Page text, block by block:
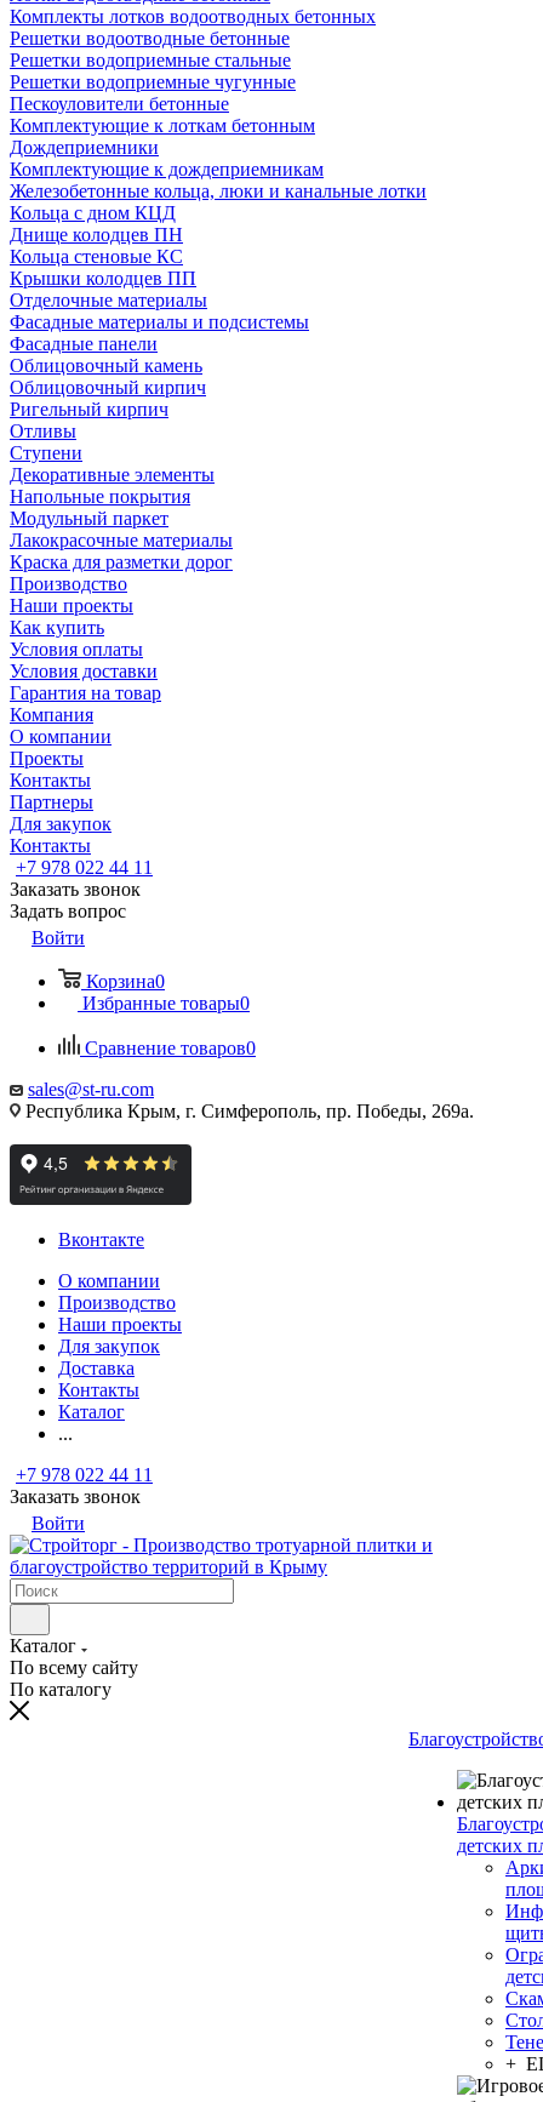
Комплекты лотков водоотводных бетонных
Решетки водоотводные бетонные
Решетки водоприемные стальные
Решетки водоприемные чугунные
Пескоуловители бетонные
Комплектующие к лоткам бетонным
Дождеприемники
Комплектующие к дождеприемникам
Железобетонные кольца, люки и канальные лотки
Кольца с дном КЦД
Днище колодцев ПН
Кольца стеновые КС
Крышки колодцев ПП
Отделочные материалы
Фасадные материалы и подсистемы
Фасадные панели
Облицовочный камень
Облицовочный кирпич
Ригельный кирпич
Отливы
Ступени
Декоративные элементы
Напольные покрытия
Модульный паркет
Лакокрасочные материалы
Краска для разметки дорог
Производство
Наши проекты
Как купить
Условия оплаты
Условия доставки
Гарантия на товар
Компания
О компании
Проекты
Контакты
Партнеры
Для закупок
Контакты
+7 978 022 44 11
Заказать звонок
Задать вопрос
Войти
Корзина0
Избранные товары0
Сравнение товаров0
sales@st-ru.com
Республика Крым, г. Симферополь, пр. Победы, 269а.
Вконтакте
О компании
Производство
Наши проекты
Для закупок
Доставка
Контакты
Каталог
...
+7 978 022 44 11
Заказать звонок
Войти
Каталог
По всему сайту
По каталогу
детских
+